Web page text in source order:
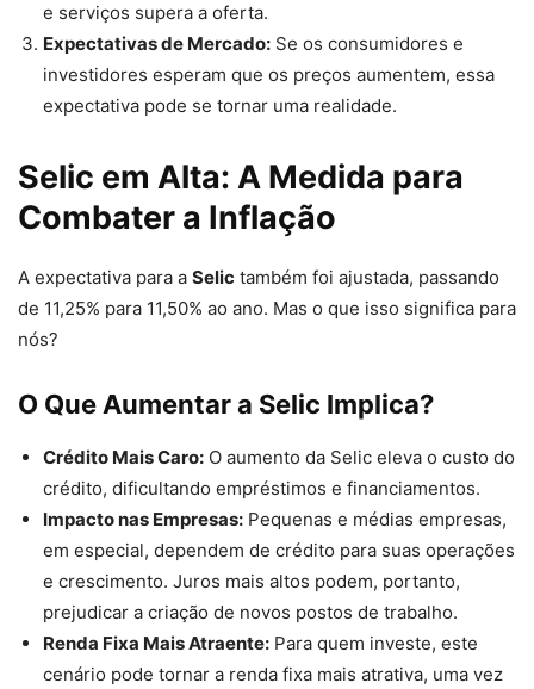
e serviços supera a oferta.
Expectativas de Mercado: Se os consumidores e
investidores esperam que os preços aumentem, essa
expectativa pode se tornar uma realidade.
Selic em Alta: A Medida para
Combater a Inflação
A expectativa para a Selic também foi ajustada, passando
de 11,25% para 11,50% ao ano. Mas o que isso significa para
nós?
O Que Aumentar a Selic Implica?
Crédito Mais Caro: O aumento da Selic eleva o custo do
crédito, dificultando empréstimos e financiamentos.
Impacto nas Empresas: Pequenas e médias empresas,
em especial, dependem de crédito para suas operações
e crescimento. Juros mais altos podem, portanto,
prejudicar a criação de novos postos de trabalho.
Renda Fixa Mais Atraente: Para quem investe, este
cenário pode tornar a renda fixa mais atrativa, uma vez